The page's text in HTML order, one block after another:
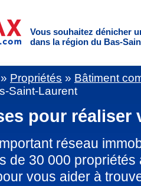
Vous souhaitez dénicher
dans la région du Bas-
» Propriétés » Bâtiment
Saint-Laurent
pour réaliser
réseau
de 30 000 propriétés
vous aider à